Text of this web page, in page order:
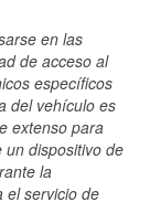
en las
de acceso al
específicos
del vehículo es
extenso para
dispositivo de
la
el servicio de